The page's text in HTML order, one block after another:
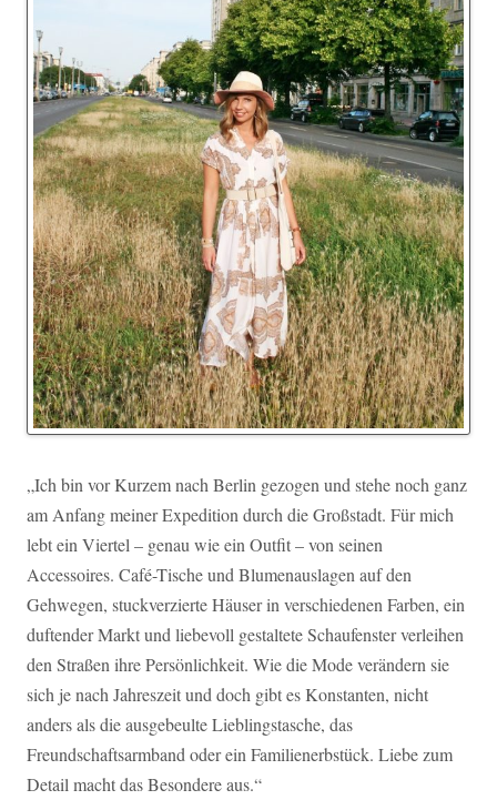
„Ich bin vor Kurzem nach Berlin gezogen und stehe noch ganz
am Anfang meiner Expedition durch die Großstadt. Für mich
lebt ein Viertel – genau wie ein Outfit – von seinen
Accessoires. Café-Tische und Blumenauslagen auf den
Gehwegen, stuckverzierte Häuser in verschiedenen Farben, ein
duftender Markt und liebevoll gestaltete Schaufenster verleihen
den Straßen ihre Persönlichkeit. Wie die Mode verändern sie
sich je nach Jahreszeit und doch gibt es Konstanten, nicht
anders als die ausgebeulte Lieblingstasche, das
Freundschaftsarmband oder ein Familienerbstück. Liebe zum
Detail macht das Besondere aus.“